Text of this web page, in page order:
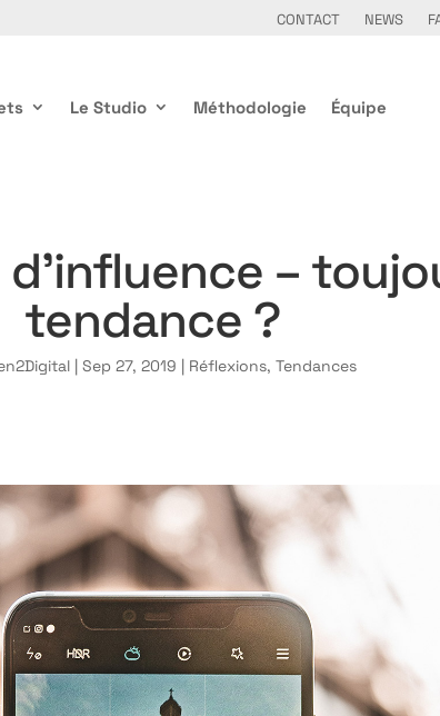
CONTACT NEWS
Le Studio Méthodologie Équipe
–
tendance ?
| Sep 27, 2019 | Réflexions, Tendances